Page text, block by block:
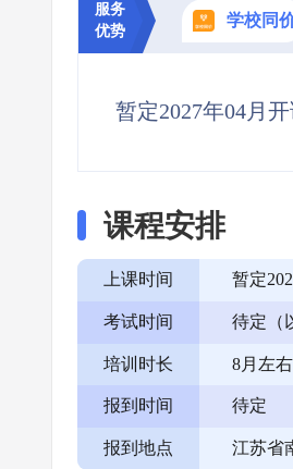
服务
优势
学校同
暂定2027年04月
课程安排
上课时间 暂定
考试时间 待定（
培训时长 8月左右
报到时间 待定
报到地点 江苏省